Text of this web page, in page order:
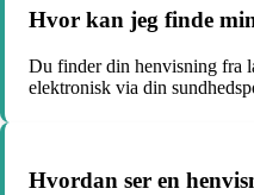
Hvor kan jeg finde
Du finder din henvisning fra
elektronisk via din
Hvordan ser en